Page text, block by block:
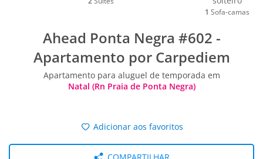
1 Sofa-camas
Ahead Ponta Negra #602 -
Apartamento por Carpediem
Apartamento para aluguel de temporada em
Natal (Rn Praia de Ponta Negra)
Adicionar aos favoritos